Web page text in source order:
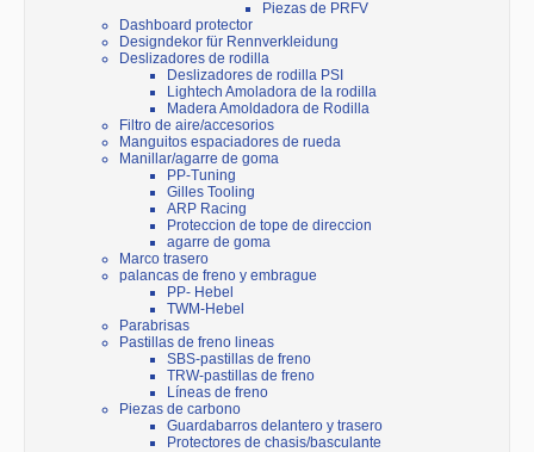
Piezas de PRFV
Dashboard protector
Designdekor für Rennverkleidung
Deslizadores de rodilla
Deslizadores de rodilla PSI
Lightech Amoladora de la rodilla
Madera Amoldadora de Rodilla
Filtro de aire/accesorios
Manguitos espaciadores de rueda
Manillar/agarre de goma
PP-Tuning
Gilles Tooling
ARP Racing
Proteccion de tope de direccion
agarre de goma
Marco trasero
palancas de freno y embrague
PP- Hebel
TWM-Hebel
Parabrisas
Pastillas de freno lineas
SBS-pastillas de freno
TRW-pastillas de freno
Líneas de freno
Piezas de carbono
Guardabarros delantero y trasero
Protectores de chasis/basculante